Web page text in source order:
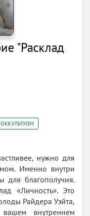
"Расклад
нужно для
Именно внутри
для благополучия.
«Личность». Это
Райдера Уэйта,
внутреннем